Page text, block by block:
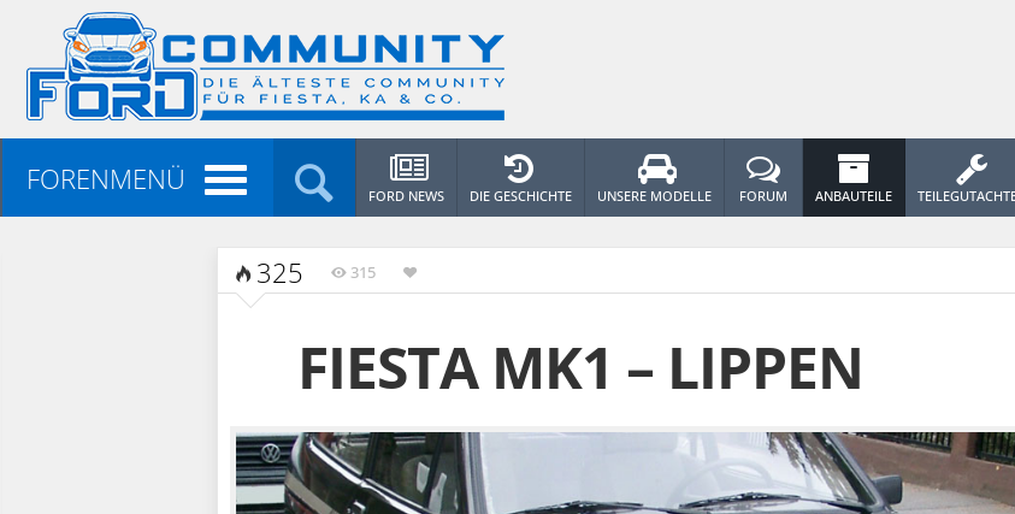
FORENMENÜ FORD NEWS DIE GESCHICHTE UNSERE MODELLE FORUM ANBAUTEILE
325 315
FIESTA MK1 – LIPPEN